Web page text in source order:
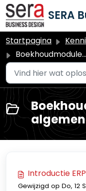
Doorgaan naar
Startpagina
Boekhoudmodule met ERP - algemene informatie
Introductie ERP
Gewijzigd op Do, 12